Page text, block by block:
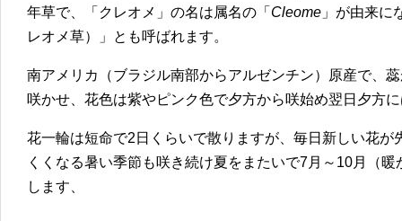
年草で、「クレオメ」の名は属名の「 Cleome 」が由来に
レオメ草）」とも呼ばれます。
南アメリカ（ブラジル南部からアルゼンチン）原産で、
咲かせ、花色は紫やピンク色で夕方から咲始め翌日夕方
花一輪は短命で2日くらいで散りますが、毎日新しい花が
くくなる暑い季節も咲き続け夏をまたいで7月～10月（
します、